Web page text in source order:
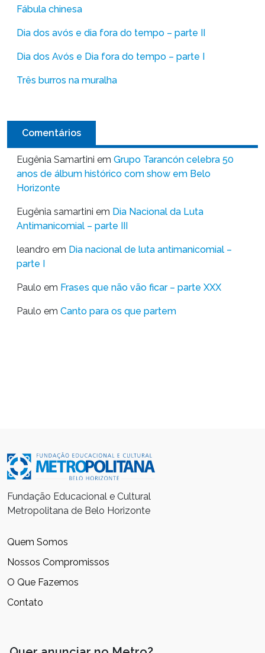
Fábula chinesa
Dia dos avós e dia fora do tempo – parte II
Dia dos Avós e Dia fora do tempo – parte I
Três burros na muralha
Comentários
Eugênia Samartini em Grupo Tarancón celebra 50
anos de álbum histórico com show em Belo
Horizonte
Eugênia samartini em Dia Nacional da Luta
Antimanicomial – parte III
leandro em Dia nacional de luta antimanicomial –
parte I
Paulo em Frases que não vão ficar – parte XXX
Paulo em Canto para os que partem
Fundação Educacional e Cultural
Metropolitana de Belo Horizonte
Quem Somos
Nossos Compromissos
O Que Fazemos
Contato